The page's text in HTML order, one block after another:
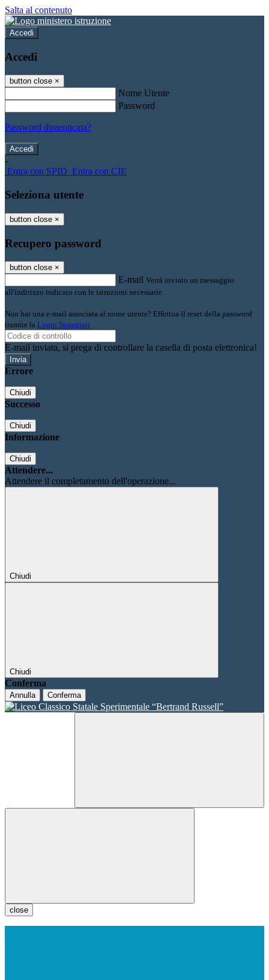
Salta al contenuto
Accedi
Accedi
button close ×
Nome Utente
Password
Password dimenticata?
-
Entra con SPID Entra con CIE
Seleziona utente
button close ×
Recupero password
button close ×
E-mail Verrà inviato un messaggio
all'indirizzo indicato con le istruzioni necessarie.
Non hai una e-mail associata al nome utente? Effettua il reset della password
tramite la Login Spaggiari
E-mail inviata, si prega di controllare la casella di posta elettronica!
Errore
Chiudi
Successo
Chiudi
Informazione
Chiudi
Attendere...
Attendere il completamento dell'operazione...
Chiudi
Chiudi
Conferma
Annulla Conferma
close